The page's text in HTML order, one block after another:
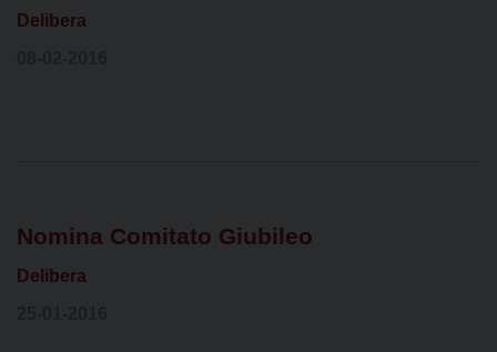
Delibera
Nomina Comitato Giubileo
Delibera